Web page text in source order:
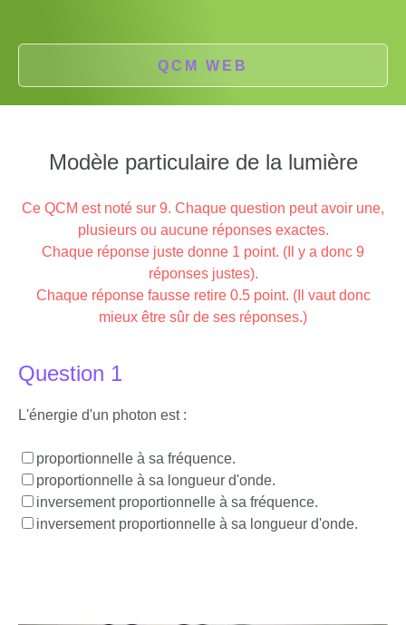
QCM WEB
Modèle particulaire de la lumière
Ce QCM est noté sur 9. Chaque question peut avoir une,
plusieurs ou aucune réponses exactes.
Chaque réponse juste donne 1 point. (Il y a donc 9
réponses justes).
Chaque réponse fausse retire 0.5 point. (Il vaut donc
mieux être sûr de ses réponses.)
Question 1
L'énergie d'un photon est :
proportionnelle à sa fréquence.
proportionnelle à sa longueur d'onde.
inversement proportionnelle à sa fréquence.
inversement proportionnelle à sa longueur d'onde.